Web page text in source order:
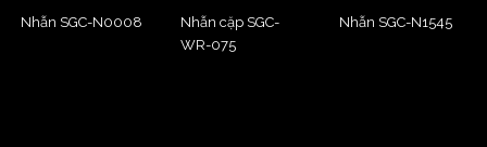
Nhẫn SGC-N0008
Nhẫn cặp SGC-
WR-075
Nhẫn SGC-N1545